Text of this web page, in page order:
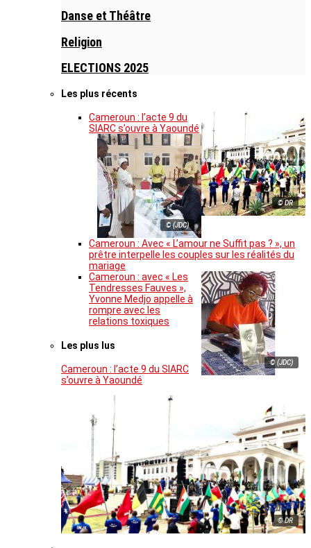
Danse et Théâtre
Religion
ELECTIONS 2025
Les plus récents
© DR
Cameroun : l’acte 9 du
SIARC s’ouvre à Yaoundé
© (JDC)
Cameroun : Avec « L’amour ne Suffit pas ? », un
prêtre interpelle les couples sur les réalités du
mariage
© (JDC)
Cameroun : avec « Les
Tendresses Fauves »,
Yvonne Medjo appelle à
rompre avec les
relations toxiques
Les plus lus
Cameroun : l’acte 9 du SIARC
s’ouvre à Yaoundé
© DR